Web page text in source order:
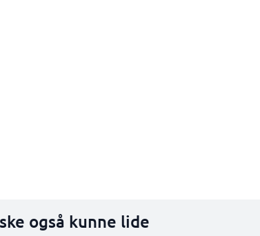
også kunne lide